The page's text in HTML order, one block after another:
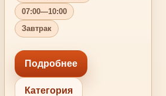
07:00—10:00
Завтрак
Подробнее
Категория